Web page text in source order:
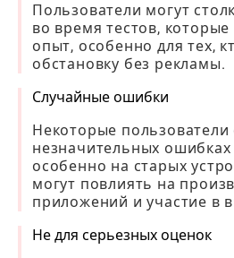
Пользователи могут
во время тестов,
опыт, особенно для тех,
обстановку без рекламы.
Случайные ошибки
Некоторые
незначительных ошибках
особенно на старых
могут повлиять на
приложений и участие в
Не для серьезных оценок